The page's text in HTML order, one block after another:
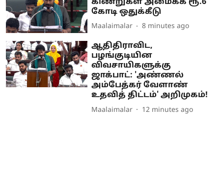
கோடி ஒதுக்கீடு
Maalaimalar 8 minutes ago
ஆதிதிராவிட,
பழங்குடியின
விவசாயிகளுக்கு
ஜாக்பாட்: 'அண்ணல்
அம்பேத்கர் வேளாண்
உதவித் திட்டம்' அறிமுகம்!
Maalaimalar 12 minutes ago